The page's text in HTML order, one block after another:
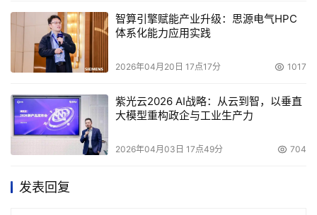
生成的状态
本文来源于DOIT传媒，文章内容仅供参考，不构成投资建议。
智算引擎赋能产业升级：思源电气HPC
体系化能力应用实践
2026年04月20日 17点17分 1017
紫光云2026 AI战略：从云到智，以垂直
大模型重构政企与工业生产力
2026年04月03日 17点49分 704
发表回复